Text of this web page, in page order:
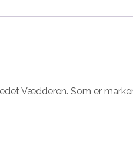
Vædderen. Som er